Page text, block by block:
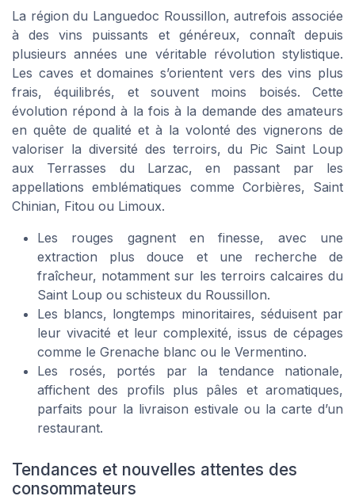
La région du Languedoc Roussillon, autrefois associée
à des vins puissants et généreux, connaît depuis
plusieurs années une véritable révolution stylistique.
Les caves et domaines s’orientent vers des vins plus
frais, équilibrés, et souvent moins boisés. Cette
évolution répond à la fois à la demande des amateurs
en quête de qualité et à la volonté des vignerons de
valoriser la diversité des terroirs, du Pic Saint Loup
aux Terrasses du Larzac, en passant par les
appellations emblématiques comme Corbières, Saint
Chinian, Fitou ou Limoux.
Les rouges gagnent en finesse, avec une
extraction plus douce et une recherche de
fraîcheur, notamment sur les terroirs calcaires du
Saint Loup ou schisteux du Roussillon.
Les blancs, longtemps minoritaires, séduisent par
leur vivacité et leur complexité, issus de cépages
comme le Grenache blanc ou le Vermentino.
Les rosés, portés par la tendance nationale,
affichent des profils plus pâles et aromatiques,
parfaits pour la livraison estivale ou la carte d’un
restaurant.
Tendances et nouvelles attentes des
consommateurs